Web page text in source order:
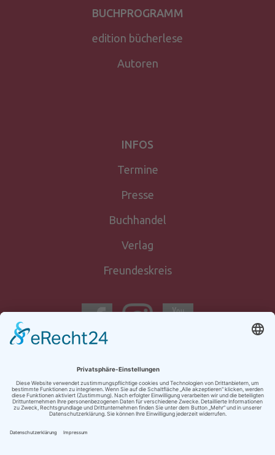
BUCHPROGRAMM
edition bücherlese
Autoren
INFOS
Termine
Presse
Buchhandel
Verlag
Freundeskreis
anmeldung
Kontakt
Impressum